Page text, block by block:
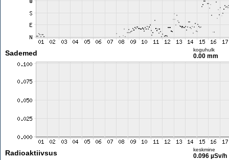
Sademed koguhulk
0.00 mm
Radioaktiivsus keskmine
0.096 µSv/h